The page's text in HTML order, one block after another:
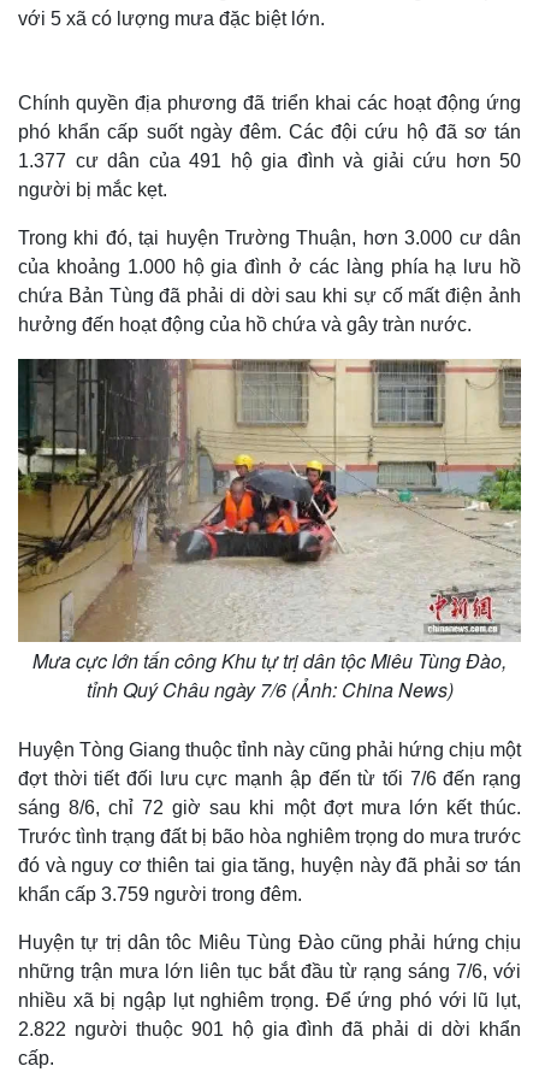
với 5 xã có lượng mưa đặc biệt lớn.
Chính quyền địa phương đã triển khai các hoạt động ứng
phó khẩn cấp suốt ngày đêm. Các đội cứu hộ đã sơ tán
1.377 cư dân của 491 hộ gia đình và giải cứu hơn 50
người bị mắc kẹt.
Trong khi đó, tại huyện Trường Thuận, hơn 3.000 cư dân
của khoảng 1.000 hộ gia đình ở các làng phía hạ lưu hồ
chứa Bản Tùng đã phải di dời sau khi sự cố mất điện ảnh
hưởng đến hoạt động của hồ chứa và gây tràn nước.
Mưa cực lớn tấn công Khu tự trị dân tộc Miêu Tùng Đào,
tỉnh Quý Châu ngày 7/6 (Ảnh: China News)
Huyện Tòng Giang thuộc tỉnh này cũng phải hứng chịu một
đợt thời tiết đối lưu cực mạnh ập đến từ tối 7/6 đến rạng
sáng 8/6, chỉ 72 giờ sau khi một đợt mưa lớn kết thúc.
Trước tình trạng đất bị bão hòa nghiêm trọng do mưa trước
đó và nguy cơ thiên tai gia tăng, huyện này đã phải sơ tán
khẩn cấp 3.759 người trong đêm.
Huyện tự trị dân tôc Miêu Tùng Đào cũng phải hứng chịu
những trận mưa lớn liên tục bắt đầu từ rạng sáng 7/6, với
nhiều xã bị ngập lụt nghiêm trọng. Để ứng phó với lũ lụt,
2.822 người thuộc 901 hộ gia đình đã phải di dời khẩn
cấp.